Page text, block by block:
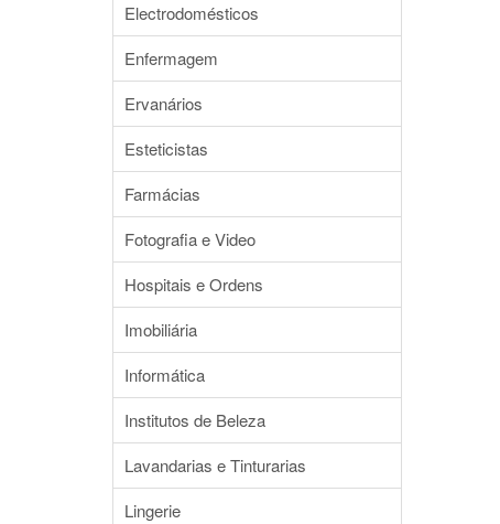
Electrodomésticos
Enfermagem
Ervanários
Esteticistas
Farmácias
Fotografia e Video
Hospitais e Ordens
Imobiliária
Informática
Institutos de Beleza
Lavandarias e Tinturarias
Lingerie